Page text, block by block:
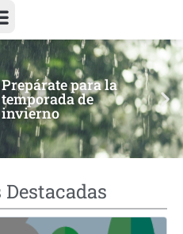
Prepárate para la
temporada de
invierno